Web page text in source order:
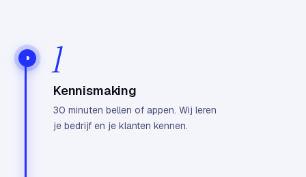
1
Kennismaking
30 minuten bellen of appen. Wij leren
je bedrijf en je klanten kennen.